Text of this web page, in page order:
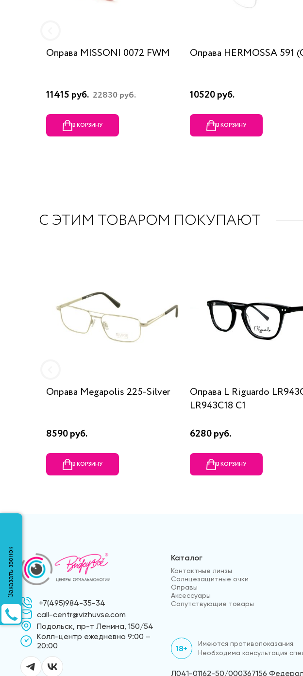
Оправа MISSONI 0072 FWM
11415 руб. 22830 руб.
В КОРЗИНУ
Оправа HERMOSSA 591
10520 руб.
В КОРЗИНУ
С ЭТИМ ТОВАРОМ ПОКУПАЮТ
Оправа Megapolis 225-Silver
8590 руб.
В КОРЗИНУ
Оправа L Riguardo
LR943C18 C1
6280 руб.
В КОРЗИНУ
+7(495)984-35-34
call-centr@vizhuvse.com
Подольск, пр-т Ленина, 150/54
Kолл-центр ежедневно 9:00 –
20:00
Каталог
Контактные линзы
Солнцезащитные очки
Оправы
Аксессуары
Сопутствующие товары
18+
Имеются противопоказания.
Необходима консультация
Л041-01162-50/000367156
Заказать звонок